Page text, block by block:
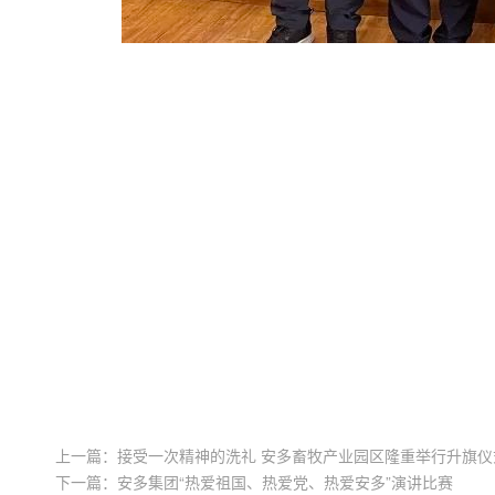
上一篇： 接受一次精神的洗礼 安多畜牧产业园区隆重举行升旗
下一篇： 安多集团“热爱祖国、热爱党、热爱安多”演讲比赛